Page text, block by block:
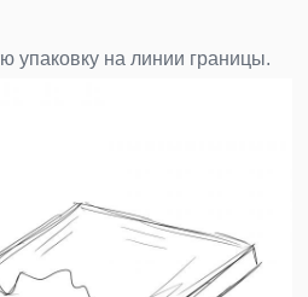
упаковку на линии границы.